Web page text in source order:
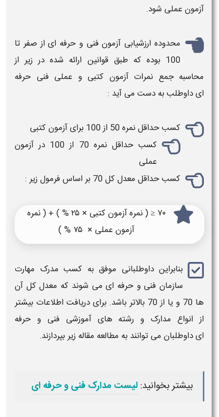
آزمون عملی شود.
محدودهارزشیابی آزمون فنی و حرفه ایاز صفر تا
100 بوده که طبق قوانین ارائه شده در زیر از
محاسبه جمع نمرات آزمون کتبی و عملی فنی حرفه
ای داوطلب به دست می آید :
کسب حداقلنمره 50 از 100 برای آزمون کتبی
کسب حداقلنمره 70 از 100 در
آزمون
عملی
کسب حداقل معدل کل 70 بر اساس فرمول زیر :
۷۰ ≤ ( نمره آزمون کتبی × ۲۵ % ) + (
نمره
آزمون عملی × ۷۵ % )
بنابراین داوطلبانی موفق به کسب مدرک مهارت
سازمان فنی و حرفه ایمی شوند که معدل کل آن
ها 70 و یا از 70 بالاتر باشد. برای دریافت اطلاعات بیشتر
از انواع مدارک و رشته های آموزشی فنی و حرفه
ایداوطلبان می توانند به مطالعه مقاله زیر بپردازند.
بیشتر بخوانید:لیست مدارک فنی و حرفه ای